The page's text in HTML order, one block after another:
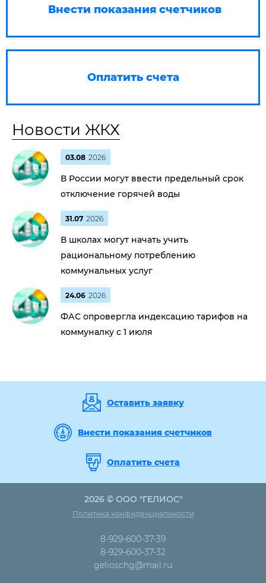
Внести показания счетчиков
Оплатить счета
Новости ЖКХ
03.08 2026
В России могут ввести предельный срок
отключение горячей воды
31.07 2026
В школах могут начать учить
рациональному потреблению
коммунальных услуг
24.06 2026
ФАС опровергла индексацию тарифов на
коммуналку с 1 июля
Оставить заявку
Внести показания счетчиков
Оплатить счета
2026 © ООО "ГЕЛИОС"
Политика конфиденциальности
8-929-600-37-39
8-929-600-37-32
gelioschg@mail.ru